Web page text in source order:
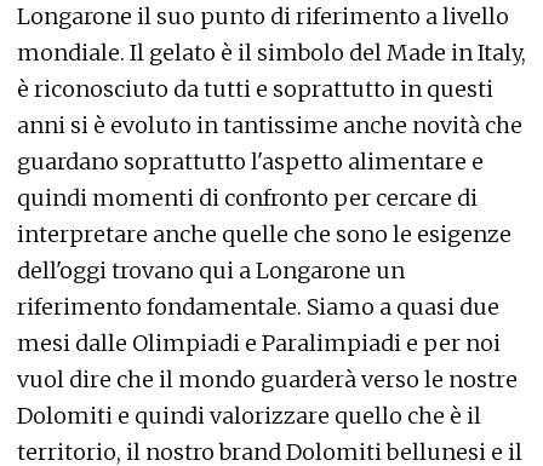
Longarone il suo punto di riferimento a livello
mondiale. Il gelato è il simbolo del Made in Italy,
è riconosciuto da tutti e soprattutto in questi
anni si è evoluto in tantissime anche novità che
guardano soprattutto l'aspetto alimentare e
quindi momenti di confronto per cercare di
interpretare anche quelle che sono le esigenze
dell'oggi trovano qui a Longarone un
riferimento fondamentale. Siamo a quasi due
mesi dalle Olimpiadi e Paralimpiadi e per noi
vuol dire che il mondo guarderà verso le nostre
Dolomiti e quindi valorizzare quello che è il
territorio, il nostro brand Dolomiti bellunesi e il